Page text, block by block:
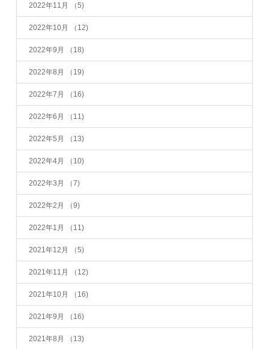
2022年11月 （5)
2022年10月 （12)
2022年9月 （18)
2022年8月 （19)
2022年7月 （16)
2022年6月 （11)
2022年5月 （13)
2022年4月 （10)
2022年3月 （7)
2022年2月 （9)
2022年1月 （11)
2021年12月 （5)
2021年11月 （12)
2021年10月 （16)
2021年9月 （16)
2021年8月 （13)